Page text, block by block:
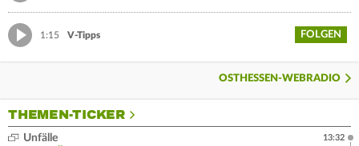
1:15 V-Tipps FOLGEN
OSTHESSEN-WEBRADIO
THEMEN-TICKER
Unfälle
13:32